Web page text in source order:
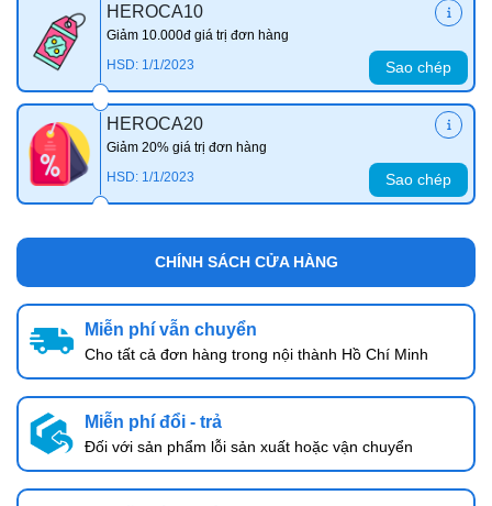
HEROCA10
Giảm 10.000đ giá trị đơn hàng
HSD: 1/1/2023
Sao chép
HEROCA20
Giảm 20% giá trị đơn hàng
HSD: 1/1/2023
Sao chép
CHÍNH SÁCH CỬA HÀNG
Miễn phí vẫn chuyển
Cho tất cả đơn hàng trong nội thành Hồ Chí Minh
Miễn phí đổi - trả
Đối với sản phẩm lỗi sản xuất hoặc vận chuyển